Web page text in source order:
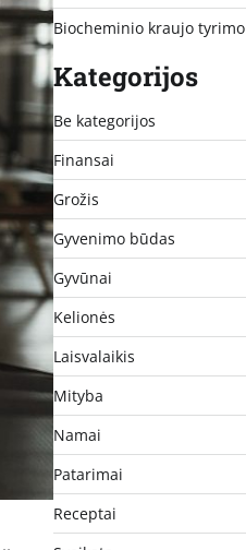
Biocheminio kraujo
Kategorijos
Be kategorijos
Finansai
Grožis
Gyvenimo būdas
Gyvūnai
Kelionės
Laisvalaikis
Mityba
Namai
Patarimai
Receptai